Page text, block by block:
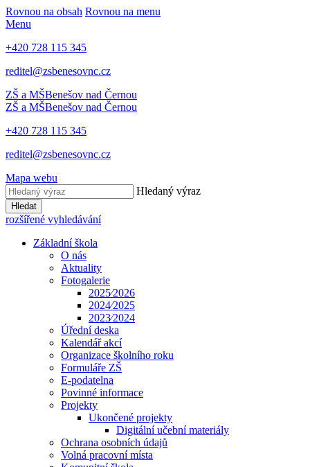
Rovnou na obsah Rovnou na menu
Menu
+420 728 115 345
reditel@zsbenesovnc.cz
ZŠ a MŠBenešov nad Černou
ZŠ a MŠBenešov nad Černou
+420 728 115 345
reditel@zsbenesovnc.cz
Mapa webu
Hledaný výraz
Hledat
rozšířené vyhledávání
Základní škola
O nás
Aktuality
Fotogalerie
2025⁄2026
2024⁄2025
2023⁄2024
Úřední deska
Kalendář akcí
Organizace školního roku
Formuláře ZŠ
E-podatelna
Povinné informace
Projekty
Ukončené projekty
Digitální učební materiály
Ochrana osobních údajů
Volná pracovní místa